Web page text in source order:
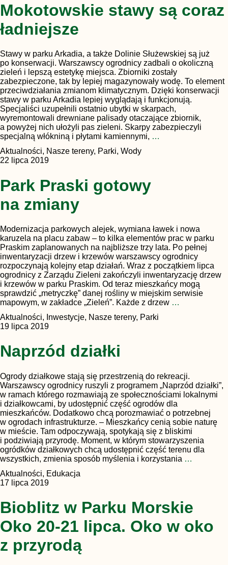
Mokotowskie stawy są coraz
ładniejsze
Stawy w parku Arkadia, a także Dolinie Służewskiej są już
po konserwacji. Warszawscy ogrodnicy zadbali o okoliczną
zieleń i lepszą estetykę miejsca. Zbiorniki zostały
zabezpieczone, tak by lepiej magazynowały wodę. To element
przeciwdziałania zmianom klimatycznym. Dzięki konserwacji
stawy w parku Arkadia lepiej wyglądają i funkcjonują.
Specjaliści uzupełnili ostatnio ubytki w skarpach,
wyremontowali drewniane palisady otaczające zbiornik,
a powyżej nich ułożyli pas zieleni. Skarpy zabezpieczyli
specjalną włókniną i płytami kamiennymi, …
Aktualności, Nasze tereny, Parki, Wody
22 lipca 2019
Park Praski gotowy
na zmiany
Modernizacja parkowych alejek, wymiana ławek i nowa
karuzela na placu zabaw – to kilka elementów prac w parku
Praskim zaplanowanych na najbliższe trzy lata. Po pełnej
inwentaryzacji drzew i krzewów warszawscy ogrodnicy
rozpoczynają kolejny etap działań. Wraz z początkiem lipca
ogrodnicy z Zarządu Zieleni zakończyli inwentaryzację drzew
i krzewów w parku Praskim. Od teraz mieszkańcy mogą
sprawdzić „metryczkę” danej rośliny w miejskim serwisie
mapowym, w zakładce „Zieleń”. Każde z drzew …
Aktualności, Inwestycje, Nasze tereny, Parki
19 lipca 2019
Naprzód działki
Ogrody działkowe stają się przestrzenią do rekreacji.
Warszawscy ogrodnicy ruszyli z programem „Naprzód działki”,
w ramach którego rozmawiają ze społecznościami lokalnymi
i działkowcami, by udostępnić część ogrodów dla
mieszkańców. Dodatkowo chcą porozmawiać o potrzebnej
w ogrodach infrastrukturze. – Mieszkańcy cenią sobie naturę
w mieście. Tam odpoczywają, spotykają się z bliskimi
i podziwiają przyrodę. Moment, w którym stowarzyszenia
ogródków działkowych chcą udostępnić część terenu dla
wszystkich, zmienia sposób myślenia i korzystania …
Aktualności, Edukacja
17 lipca 2019
Bioblitz w Parku Morskie
Oko 20-21 lipca. Oko w oko
z przyrodą